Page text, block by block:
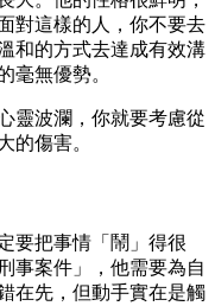
對這樣的人，你不要去
和的方式去達成有效溝
毫無優勢。
靈波瀾，你就要考慮從
的傷害。
要把事情「鬧」得很
事案件」，他需要為自
在先，但動手實在是觸